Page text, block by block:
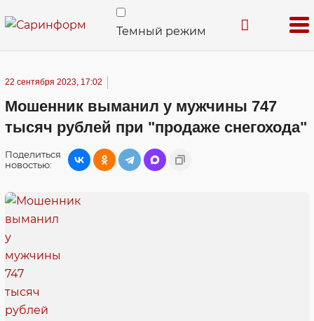
Темный режим
22 сентября 2023, 17:02
Мошенник выманил у мужчины 747
тысяч рублей при "продаже снегохода"
Поделиться
новостью: